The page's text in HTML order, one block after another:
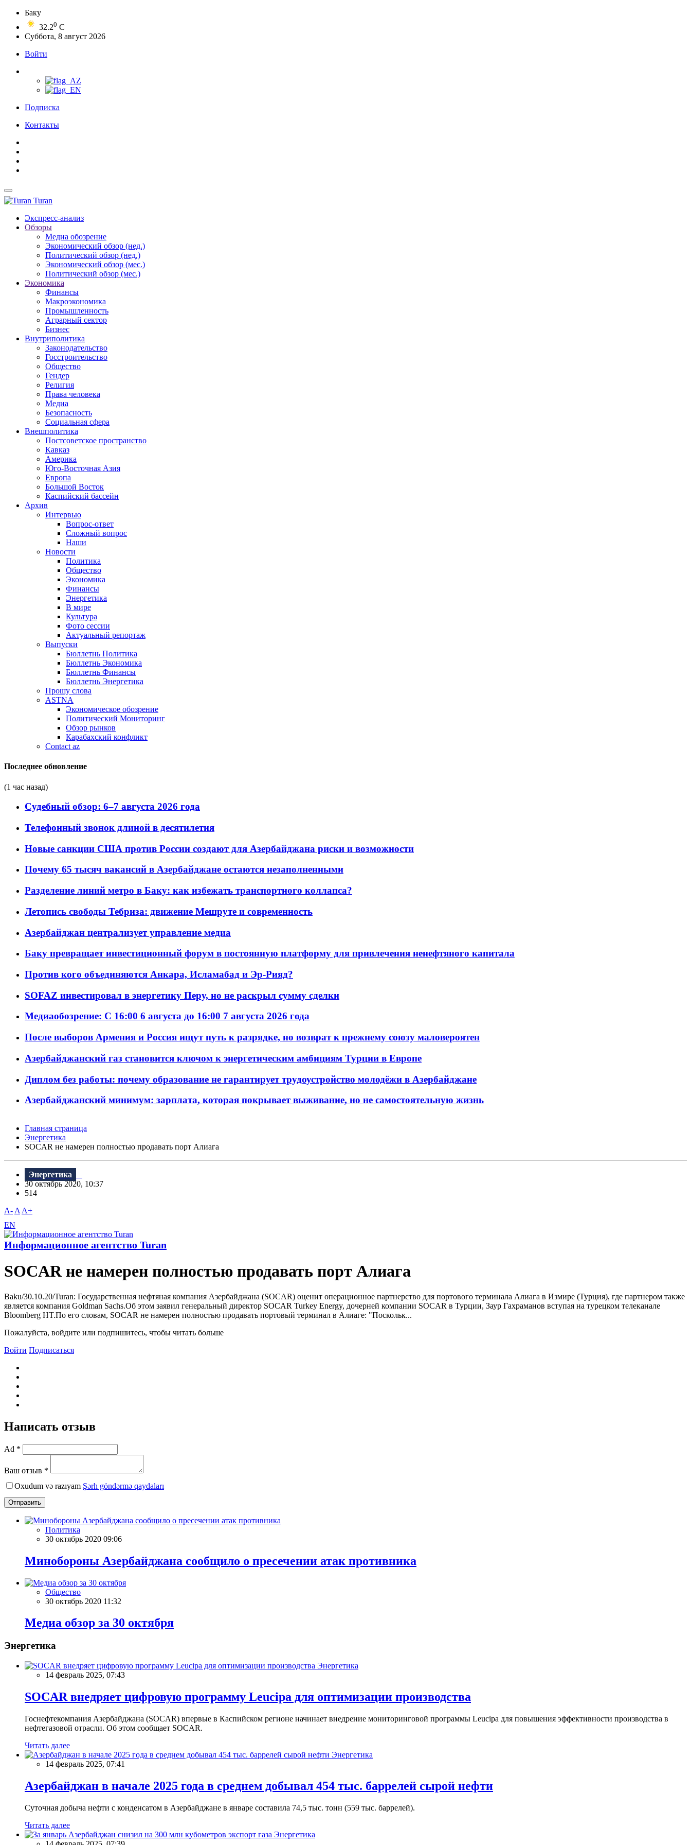
Баку
32.20 C
Суббота, 8 август 2026
Войти
Подписка
Контакты
Turan
Экспресс-анализ
Обзоры
Медиа обозрение
Экономический обзор (нед.)
Политический обзор (нед.)
Экономический обзор (мес.)
Политический обзор (мес.)
Экономика
Финансы
Макроэкономика
Промышленность
Аграрный сектор
Бизнес
Внутриполитика
Законодательство
Госстроительство
Общество
Гендер
Религия
Права человека
Медиа
Безопасность
Социальная сфера
Внешполитика
Постсоветское пространство
Кавказ
Америка
Юго-Восточная Азия
Европа
Большой Восток
Каспийский бассейн
Архив
Интервью
Вопрос-ответ
Сложный вопрос
Наши
Новости
Политика
Общество
Экономика
Финансы
Энергетика
В мире
Культура
Фото сессии
Актуальный репортаж
Выпуски
Бюллетнь Политика
Бюллетнь Экономика
Бюллетнь Финансы
Бюллетнь Энергетика
Прошу слова
ASTNA
Экономическое обозрение
Политический Мониторинг
Обзор рынков
Карабахский конфликт
Contact az
Последнее обновление
(1 час назад)
Судебный обзор: 6–7 августа 2026 года
Телефонный звонок длиной в десятилетия
Новые санкции США против России создают для Азербайджана риски и возможности
Почему 65 тысяч вакансий в Азербайджане остаются незаполненными
Разделение линий метро в Баку: как избежать транспортного коллапса?
Летопись свободы Тебриза: движение Мешруте и современность
Азербайджан централизует управление медиа
Баку превращает инвестиционный форум в постоянную платформу для привлечения ненефтяного капитала
Против кого объединяются Анкара, Исламабад и Эр-Рияд?
SOFAZ инвестировал в энергетику Перу, но не раскрыл сумму сделки
Медиаобозрение: С 16:00 6 августа до 16:00 7 августа 2026 года
После выборов Армения и Россия ищут путь к разрядке, но возврат к прежнему союзу маловероятен
Азербайджанский газ становится ключом к энергетическим амбициям Турции в Европе
Диплом без работы: почему образование не гарантирует трудоустройство молодёжи в Азербайджане
Азербайджанский минимум: зарплата, которая покрывает выживание, но не самостоятельную жизнь
Главная страница
Энергетика
SOCAR не намерен полностью продавать порт Алиага
Энергетика
30 октябрь 2020, 10:37
514
A- A A+
EN
Информационное агентство Turan
SOCAR не намерен полностью продавать порт Алиага
Baku/30.10.20/Turan: Государственная нефтяная компания Азербайджана (SOCAR) оценит операционное партнерство для портового терминала Алиага в Измире (Турция), где партнером также
является компания Goldman Sachs.Об этом заявил генеральный директор SOCAR Turkey Energy, дочерней компании SOCAR в Турции, Заур Гахраманов вступая на турецком телеканале
Bloomberg HT.По его словам, SOCAR не намерен полностью продавать портовый терминал в Алиаге: "Поскольк...
Пожалуйста, войдите или подпишитесь, чтобы читать больше
Войти Подписаться
Написать отзыв
Ad *
Ваш отзыв *
Oxudum və razıyam Şərh göndərmə qaydaları
Отправить
Политика
30 октябрь 2020 09:06
Минобороны Азербайджана сообщило о пресечении атак противника
Общество
30 октябрь 2020 11:32
Meдиа обзор за 30 октября
Энергетика
Энергетика
14 февраль 2025, 07:43
SOCAR внедряет цифровую программу Leucipa для оптимизации производства
Госнефтекомпания Азербайджана (SOCAR) впервые в Каспийском регионе начинает внедрение мониторинговой программы Leucipa для повышения эффективности производства в
нефтегазовой отрасли. Об этом сообщает SOCAR.
Читать далее
Энергетика
14 февраль 2025, 07:41
Азербайджан в начале 2025 года в среднем добывал 454 тыс. баррелей сырой нефти
Суточная добыча нефти с конденсатом в Азербайджане в январе составила 74,5 тыс. тонн (559 тыс. баррелей).
Читать далее
Энергетика